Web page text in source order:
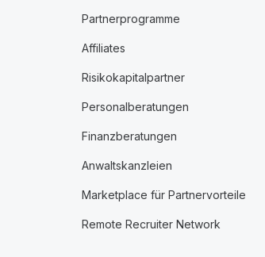
Partnerprogramme
Affiliates
Risikokapitalpartner
Personalberatungen
Finanzberatungen
Anwaltskanzleien
Marketplace für Partnervorteile
Remote Recruiter Network